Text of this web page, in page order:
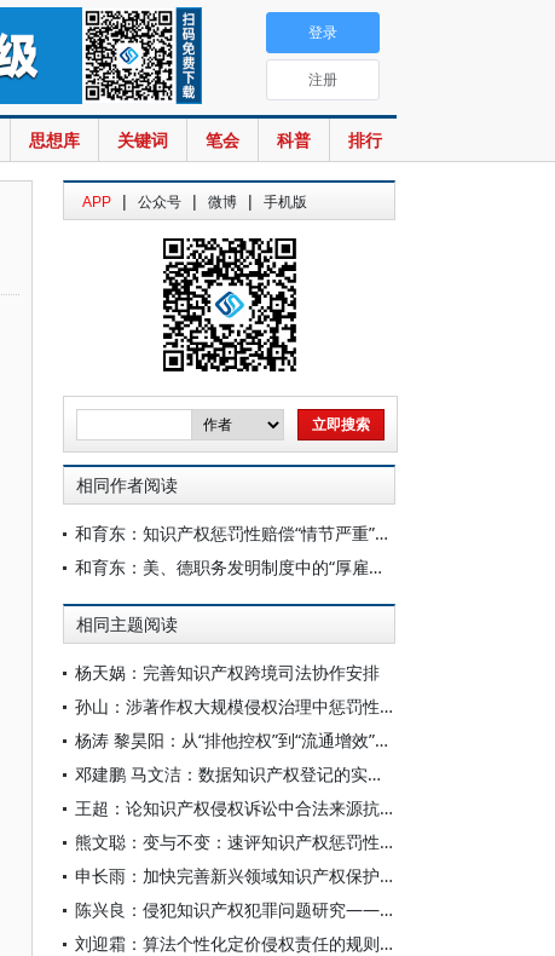
思想库 关键词 笔会 科普 排行
登录
注册
APP | 公众号 | 微博 | 手机版
相同作者阅读
和育东：知识产权惩罚性赔偿“情节严重”要件的解释进路
和育东：美、德职务发明制度中的“厚雇主主义”趋势及其借鉴
相同主题阅读
杨天娲：完善知识产权跨境司法协作安排
孙山：涉著作权大规模侵权治理中惩罚性赔偿对网络服务提供者的适用
杨涛 黎昊阳：从“排他控权”到“流通增效”：词元经济下的版权变革
邓建鹏 马文洁：数据知识产权登记的实践困境与制度反思
王超：论知识产权侵权诉讼中合法来源抗辩的证明
熊文聪：变与不变：速评知识产权惩罚性赔偿新规
申长雨：加快完善新兴领域知识产权保护制度
陈兴良：侵犯知识产权犯罪问题研究——以五个司法规范性文件为中心
刘迎霜：算法个性化定价侵权责任的规则构建